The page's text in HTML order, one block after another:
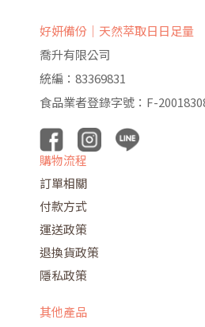
好妍備份｜天然萃取日日足量
喬升有限公司
統編：83369831
食品業者登錄字號：F-
購物流程
訂單相關
付款方式
運送政策
退換貨政策
隱私政策
其他產品